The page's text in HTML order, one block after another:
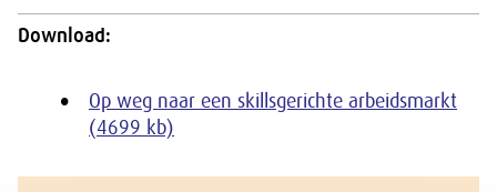
Download:
Op weg naar een skillsgerichte arbeidsmarkt
(4699 kb)